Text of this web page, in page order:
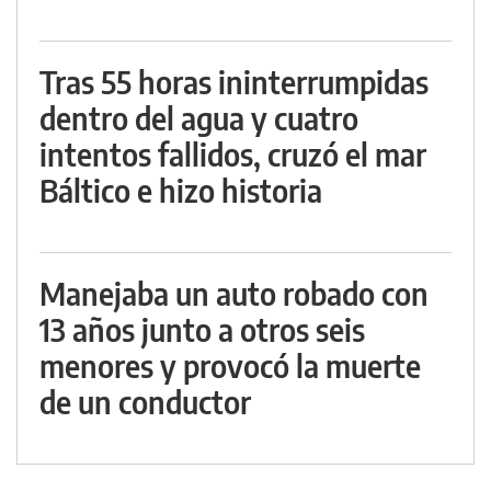
Tras 55 horas ininterrumpidas
dentro del agua y cuatro
intentos fallidos, cruzó el mar
Báltico e hizo historia
Manejaba un auto robado con
13 años junto a otros seis
menores y provocó la muerte
de un conductor